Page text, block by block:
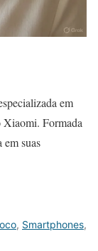
em
Xiaomi. Formada
suas
, Smartphones,